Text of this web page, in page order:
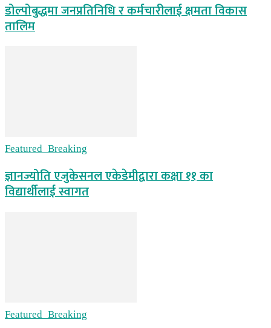
डोल्पोबुद्धमा जनप्रतिनिधि र कर्मचारीलाई क्षमता विकास
तालिम
Featured_Breaking
ज्ञानज्योति एजुकेसनल एकेडेमीद्वारा कक्षा ११ का
विद्यार्थीलाई स्वागत
Featured_Breaking